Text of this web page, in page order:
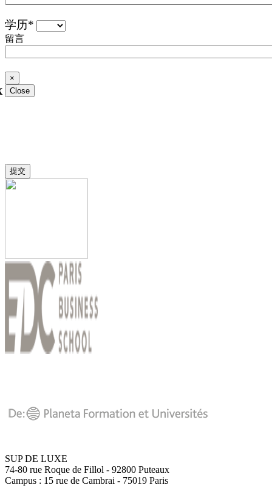
学历*
留言
×
Close
提交
SUP DE LUXE
74-80 rue Roque de Fillol - 92800 Puteaux
Campus : 15 rue de Cambrai - 75019 Paris